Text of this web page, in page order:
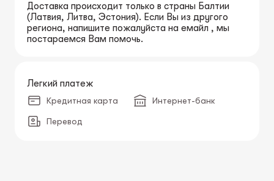
Доставка происходит только в страны Балтии
(Латвия, Литва, Эстония). Если Вы из другого
региона, напишите пожалуйста на емайл , мы
постараемся Вам помочь.
Легкий платеж
Кредитная карта Интернет-банк
Перевод